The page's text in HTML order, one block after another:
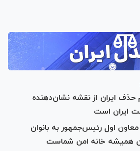
حذف ایران از نقشه نشان‌دهنده
ایران است
اول رئیس‌جمهور به بانوان
همیشه خانه امن شماست